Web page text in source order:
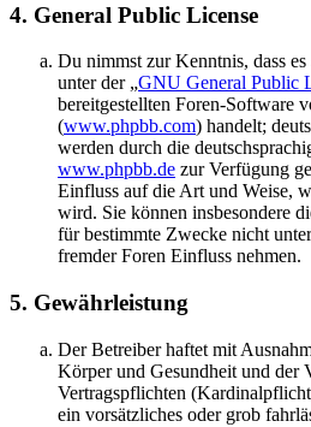
4. General Public License
Du nimmst zur Kenntnis, dass
unter der „GNU General Public
bereitgestellten Foren-Software
(www.phpbb.com) handelt;
werden durch die
www.phpbb.de zur Verfügung
Einfluss auf die Art und Weise,
wird. Sie können insbesondere
für bestimmte Zwecke nicht
fremder Foren Einfluss nehmen.
5. Gewährleistung
Der Betreiber haftet mit
Körper und Gesundheit und der
Vertragspflichten
ein vorsätzliches oder grob